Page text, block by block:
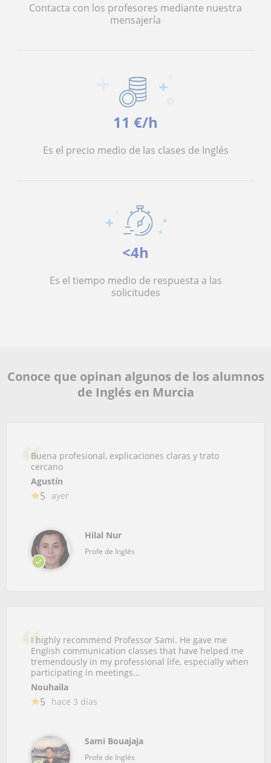
Contacta con los profesores mediante nuestra
mensajería
11 €/h
Es el precio medio de las clases de Inglés
<4h
Es el tiempo medio de respuesta a las
solicitudes
Conoce que opinan algunos de los alumnos
de Inglés en Murcia
Buena profesional, explicaciones claras y trato
cercano
Agustín
5 ayer
Hilal Nur
Profe de Inglés
I highly recommend Professor Sami. He gave me
English communication classes that have helped me
tremendously in my professional life, especially when
participating in meetings...
Nouhaila
5 hace 3 días
Sami Bouajaja
Profe de Inglés